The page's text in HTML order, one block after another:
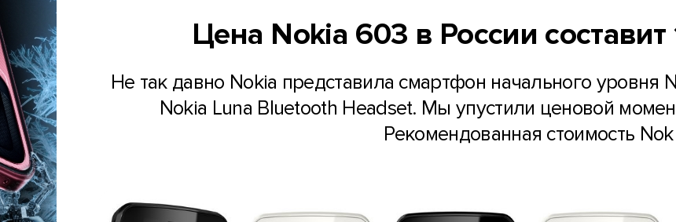
Цена Nokia 603 в России составит
Не так давно Nokia представила смартфон начального уровня
Nokia Luna Bluetooth Headset. Мы упустили ценовой
Рекомендованная стоимость Nok